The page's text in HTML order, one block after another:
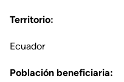
Territorio:
Ecuador
Población beneficiaria: